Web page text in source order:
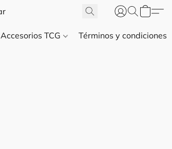
Accesorios TCG Términos y condiciones